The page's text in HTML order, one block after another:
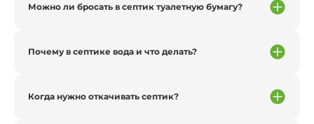
Можно ли бросать в септик туалетную бумагу?
Почему в септике вода и что делать?
Когда нужно откачивать септик?